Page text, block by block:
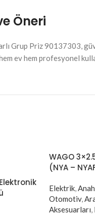
Öneri
Grup Priz 90137303,
hem ev hem profesyonel
WAGO
(NYA –
Elektrik,
Otomotiv,
Aksesuarları,